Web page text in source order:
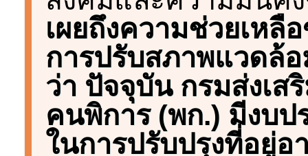
เผยถึงความช่วยเหลื
การปรับสภาพแวดล้
ว่า ปัจจุบัน กรมส่งเ
คนพิการ (พก.) มีงบ
ในการปรับปรุงที่อยู่อ